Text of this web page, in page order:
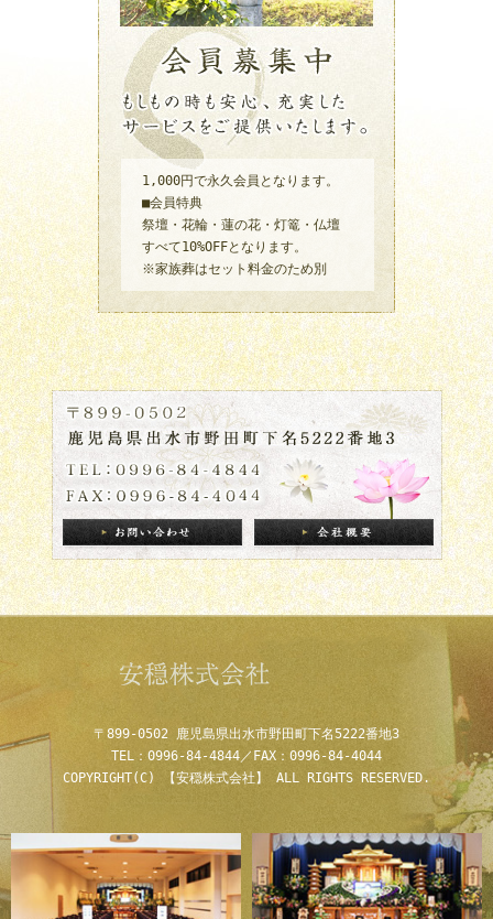
1,000円で永久会員となります。
■会員特典
祭壇・花輪・蓮の花・灯篭・仏壇
すべて10%OFFとなります。
※家族葬はセット料金のため別
〒899-0502 鹿児島県出水市野田町下名5222番地3
TEL：0996-84-4844／FAX：0996-84-4044
COPYRIGHT(C) 【安穏株式会社】 ALL RIGHTS RESERVED.